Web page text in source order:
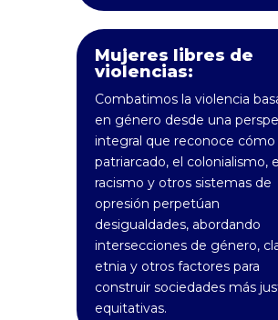
Mujeres libres de
violencias:
Combatimos la violencia
en género desde una
integral que reconoce cómo
patriarcado, el colonialismo,
racismo y otros sistemas de
opresión perpetúan
desigualdades, abordando
intersecciones de género,
etnia y otros factores para
construir sociedades más
equitativas.